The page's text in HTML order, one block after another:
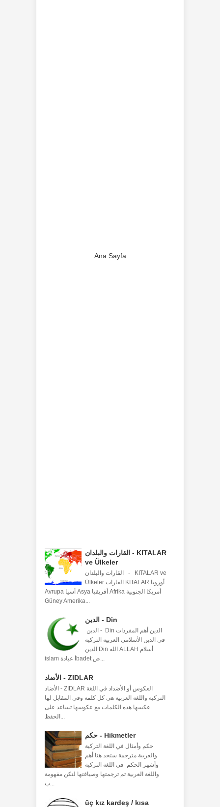
Ana Sayfa
القارات والبلدان - KITALAR
ve Ülkeler
القارات والبلدان - KITALAR ve
Ülkeler القارات KITALAR أوروبا
Avrupa أسيا Asya أفريقيا Afrika أمريكا الجنوبية
Güney Amerika...
الدين - Din
في الدين الأسلامي العربية التركية
الدين Din الله ALLAH أسلام
الأضاد - ZIDLAR
الأضاد - ZIDLAR العكوس أو الأضداد في اللغة
التركية واللغة العربية هي كل كلمة وفي المقابل لها
عكسها هذه الكلمات مع عكوسها تساعد على
حكم - Hikmetler
حكم وأمثال في اللغة التركية
والعربية مترجمة ستجد هنا أهم
وأشهر الحكم في اللغة التركية
واللغة العربية تم ترجمتها وصياغتها لتكن مفهومة
üç kız kardeş / kısa